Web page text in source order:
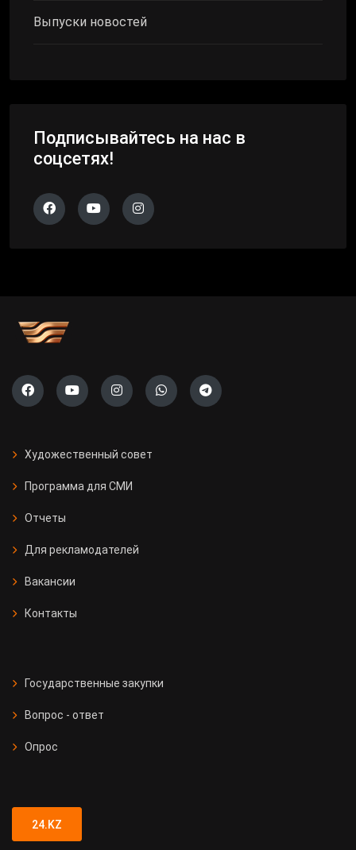
Выпуски новостей
Подписывайтесь на нас в
соцсетях!
Художественный совет
Программа для СМИ
Отчеты
Для рекламодателей
Вакансии
Контакты
Государственные закупки
Вопрос - ответ
Опрос
24.KZ